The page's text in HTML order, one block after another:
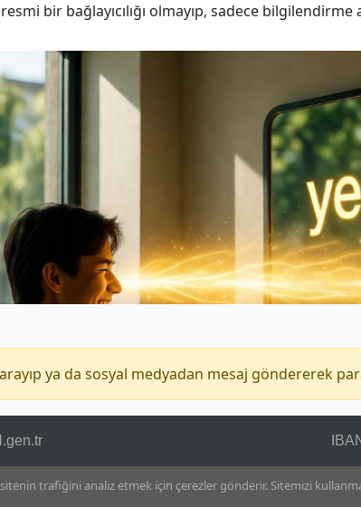
bir bağlayıcılığı olmayıp, sadece bilgilendirme
ya da sosyal medyadan mesaj göndererek
trafiğini analiz etmek için çerezler gönderir. Sitemizi